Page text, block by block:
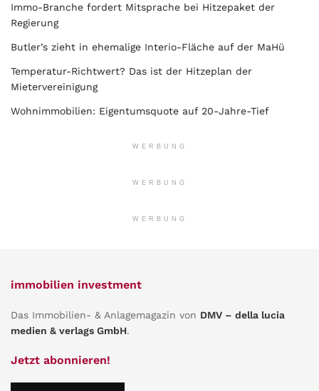
Immo-Branche fordert Mitsprache bei Hitzepaket der
Regierung
Butler’s zieht in ehemalige Interio-Fläche auf der MaHü
Temperatur-Richtwert? Das ist der Hitzeplan der
Mietervereinigung
Wohnimmobilien: Eigentumsquote auf 20-Jahre-Tief
WERBUNG
WERBUNG
WERBUNG
immobilien investment
Das Immobilien- & Anlagemagazin von DMV – della lucia
medien & verlags GmbH.
Jetzt abonnieren!